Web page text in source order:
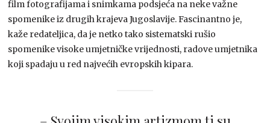
film fotografijama i snimkama podsjeća na neke važne
spomenike iz drugih krajeva Jugoslavije. Fascinantno je,
kaže redateljica, da je netko tako sistematski rušio
spomenike visoke umjetničke vrijednosti, radove umjetnika
koji spadaju u red najvećih evropskih kipara.